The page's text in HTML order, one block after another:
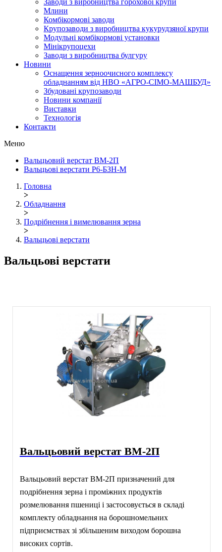
Млини
Комбікормові заводи
Крупозаводи з виробництва кукурудзяної крупи
Модульні комбікормові установки
Мінікрупоцехи
Заводи з виробництва булгуру
Новини
Оснащення зерноочисного комплексу
обладнанням від НВО «АГРО-СІМО-МАШБУД»
Збудовані крупозаводи
Новини компанії
Виставки
Технологія
Контакти
Меню
Вальцьовий верстат ВМ-2П
Вальцьові верстати Р6-БЗН-М
Головна
>
Обладнання
>
Подрібнення і вимелювання зерна
>
Вальцьові верстати
Вальцьові верстати
Вальцьовий верстат ВМ-2П
Вальцьовий верстат ВМ-2П призначений для
подрібнення зерна і проміжних продуктів
розмелювання пшениці і застосовується в складі
комплекту обладнання на борошномельних
підприємствах зі збільшеним виходом борошна
високих сортів.